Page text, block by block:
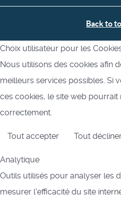
Back to
Choix utilisateur pour les
Nous utilisons des cookies afin
meilleurs services possibles. Si
ces cookies, le site web pourrait
correctement.
Tout accepter Tout
Analytique
Outils utilisés pour analyser les
mesurer l'efficacité du site